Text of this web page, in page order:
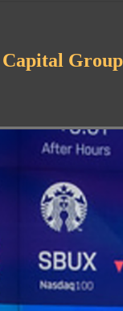
Capital Group